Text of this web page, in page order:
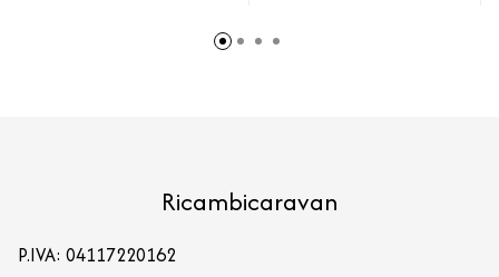
Ricambicaravan
P.IVA: 04117220162